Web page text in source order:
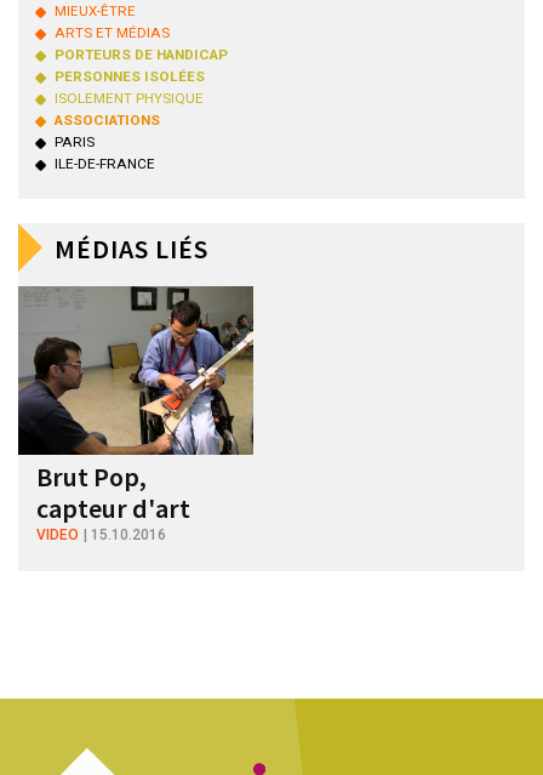
MIEUX-ÊTRE
ARTS ET MÉDIAS
PORTEURS DE HANDICAP
PERSONNES ISOLÉES
ISOLEMENT PHYSIQUE
ASSOCIATIONS
PARIS
ILE-DE-FRANCE
MÉDIAS LIÉS
Brut Pop,
capteur d'art
VIDEO 15.10.2016